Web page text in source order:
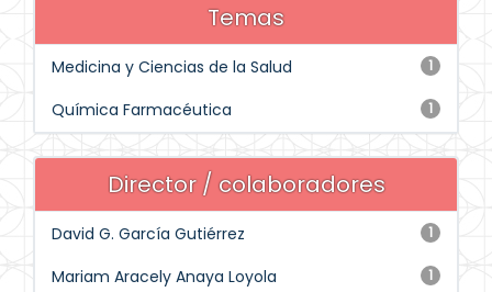
Temas
1
Medicina y Ciencias de la Salud
1
Química Farmacéutica
Director / colaboradores
1
David G. García Gutiérrez
1
Mariam Aracely Anaya Loyola